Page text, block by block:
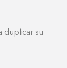
duplicar su